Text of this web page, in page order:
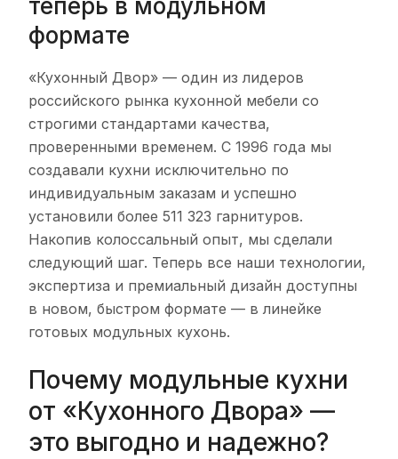
теперь в модульном
формате
«Кухонный Двор» — один из лидеров
российского рынка кухонной мебели со
строгими стандартами качества,
проверенными временем. С 1996 года мы
создавали кухни исключительно по
индивидуальным заказам и успешно
установили более 511 323 гарнитуров.
Накопив колоссальный опыт, мы сделали
следующий шаг. Теперь все наши технологии,
экспертиза и премиальный дизайн доступны
в новом, быстром формате — в линейке
готовых модульных кухонь.
Почему модульные кухни
от «Кухонного Двора» —
это выгодно и надежно?